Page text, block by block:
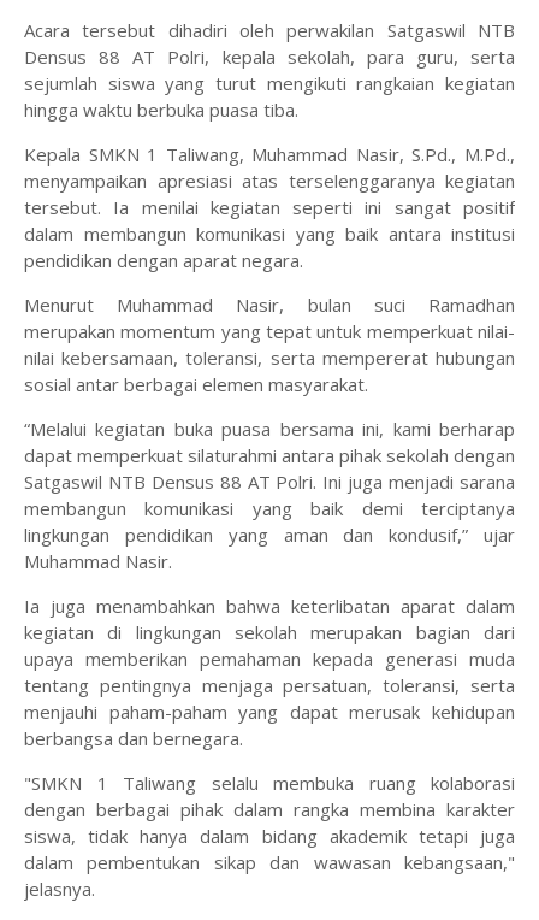
‎Acara tersebut dihadiri oleh perwakilan Satgaswil NTB
Densus 88 AT Polri, kepala sekolah, para guru, serta
sejumlah siswa yang turut mengikuti rangkaian kegiatan
hingga waktu berbuka puasa tiba.
‎Kepala SMKN 1 Taliwang, Muhammad Nasir, S.Pd., M.Pd.,
menyampaikan apresiasi atas terselenggaranya kegiatan
tersebut. Ia menilai kegiatan seperti ini sangat positif
dalam membangun komunikasi yang baik antara institusi
pendidikan dengan aparat negara.
‎Menurut Muhammad Nasir, bulan suci Ramadhan
merupakan momentum yang tepat untuk memperkuat nilai-
nilai kebersamaan, toleransi, serta mempererat hubungan
sosial antar berbagai elemen masyarakat.
‎“Melalui kegiatan buka puasa bersama ini, kami berharap
dapat memperkuat silaturahmi antara pihak sekolah dengan
Satgaswil NTB Densus 88 AT Polri. Ini juga menjadi sarana
membangun komunikasi yang baik demi terciptanya
lingkungan pendidikan yang aman dan kondusif,” ujar
Muhammad Nasir.
‎Ia juga menambahkan bahwa keterlibatan aparat dalam
kegiatan di lingkungan sekolah merupakan bagian dari
upaya memberikan pemahaman kepada generasi muda
tentang pentingnya menjaga persatuan, toleransi, serta
menjauhi paham-paham yang dapat merusak kehidupan
berbangsa dan bernegara.
‎"SMKN 1 Taliwang selalu membuka ruang kolaborasi
dengan berbagai pihak dalam rangka membina karakter
siswa, tidak hanya dalam bidang akademik tetapi juga
dalam pembentukan sikap dan wawasan kebangsaan,"
jelasnya.